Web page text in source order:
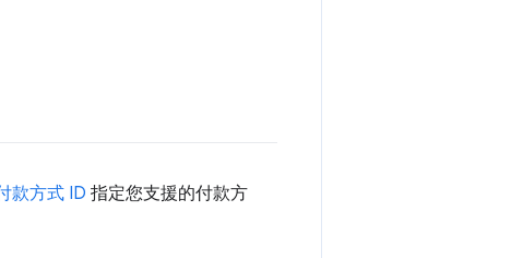
款方式 ID 指定您支援的付款方